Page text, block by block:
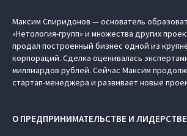
Максим Спиридонов — основатель
«Нетология-групп» и множества других
продал построенный бизнес одной из
корпораций. Сделка оценивалась
миллиардов рублей. Сейчас Максим
стартап-менеджера и развивает новые
О ПРЕДПРИНИМАТЕЛЬСТВЕ И